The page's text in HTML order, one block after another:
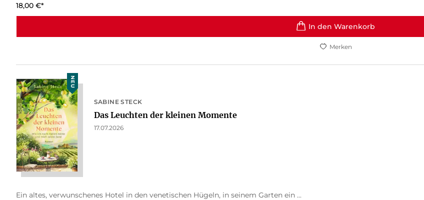
18,00 €*
In den Warenkorb
Merken
NEU
SABINE STECK
Das Leuchten der kleinen Momente
17.07.2026
Ein altes, verwunschenes Hotel in den venetischen Hügeln, in seinem Garten ein ...